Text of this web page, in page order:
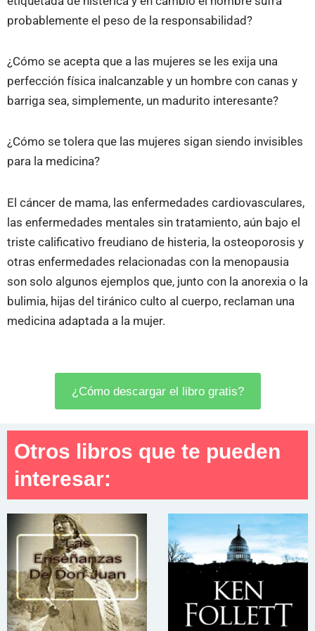
probablemente el peso de la responsabilidad?
¿Cómo se acepta que a las mujeres se les exija una
perfección física inalcanzable y un hombre con canas y
barriga sea, simplemente, un madurito interesante?
¿Cómo se tolera que las mujeres sigan siendo invisibles
para la medicina?
El cáncer de mama, las enfermedades cardiovasculares,
las enfermedades mentales sin tratamiento, aún bajo el
triste calificativo freudiano de histeria, la osteoporosis y
otras enfermedades relacionadas con la menopausia
son solo algunos ejemplos que, junto con la anorexia o la
bulimia, hijas del tiránico culto al cuerpo, reclaman una
medicina adaptada a la mujer.
¿Cómo descargar el libro gratis?
Otros libros que te pueden
interesar: